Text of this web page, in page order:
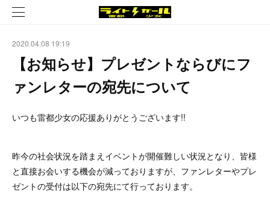
2020.04.08 19:19
【お知らせ】プレゼントならびにフ
ァンレターの宛先について
いつも雷都少女の応援ありがとうございます!!
昨今の社会状況を踏まえイベントが開催難しい状況となり、皆様
と直接お会いする機会が減っておりますが、ファンレターやプレ
ゼントの受付は以下の宛先にて行っております。